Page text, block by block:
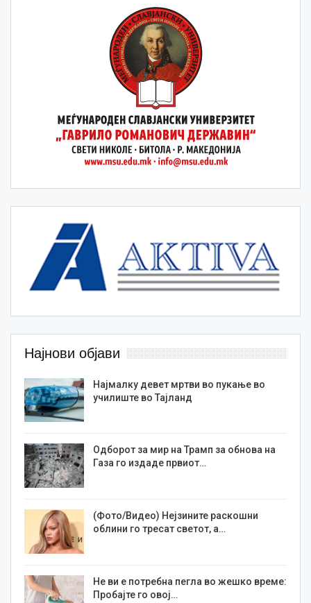
Најнови објави
Најмалку девет мртви во пукање во
училиште во Тајланд
Одборот за мир на Трамп за обнова на
Газа го издаде првиот…
(Фото/Видео) Нејзините раскошни
облини го тресат светот, а…
Не ви е потребна пегла во жешко време:
Пробајте го овој…